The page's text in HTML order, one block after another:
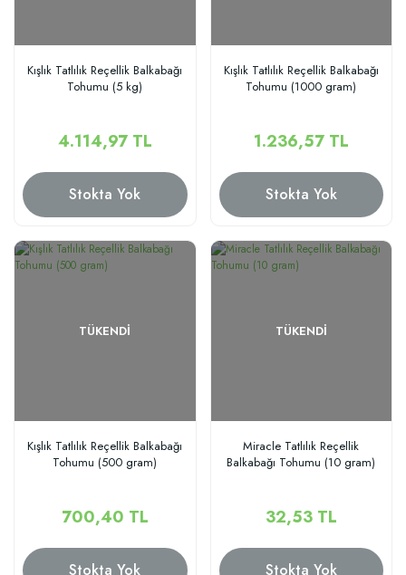
Kışlık Tatlılık Reçellik Balkabağı
Tohumu (5 kg)
4.114,97 TL
Stokta Yok
Kışlık Tatlılık Reçellik Balkabağı
Tohumu (1000 gram)
1.236,57 TL
Stokta Yok
TÜKENDI
Kışlık Tatlılık Reçellik Balkabağı
Tohumu (500 gram)
700,40 TL
Stokta Yok
TÜKENDI
Miracle Tatlılık Reçellik
Balkabağı Tohumu (10 gram)
32,53 TL
Stokta Yok